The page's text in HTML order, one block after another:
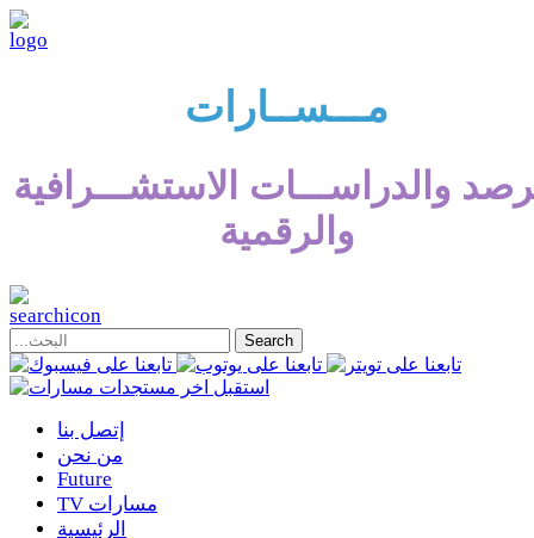
مـــســارات
والدراســـات الاستشـــرافية
والرقمية
إتصل بنا
من نحن
Future
TV مسارات
الرئيسية